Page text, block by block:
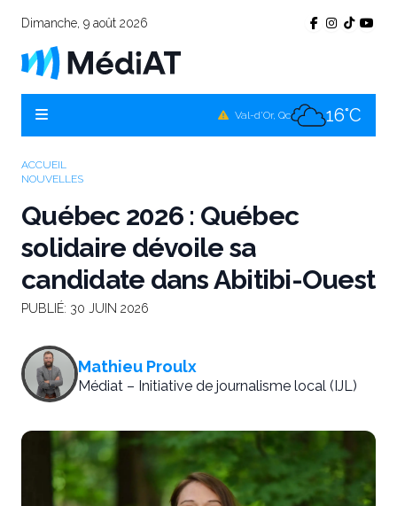
Dimanche, 9 août 2026
Val-d'Or, Qc 16°C
ACCUEIL
NOUVELLES
Québec 2026 : Québec
solidaire dévoile sa
candidate dans Abitibi-Ouest
PUBLIÉ: 30 JUIN 2026
Mathieu Proulx
Médiat – Initiative de journalisme local (IJL)